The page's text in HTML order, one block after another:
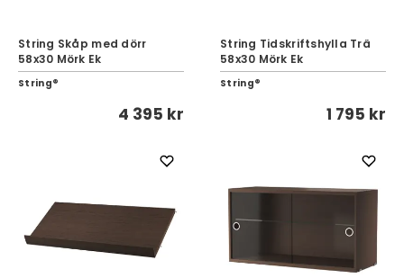
String Skåp med dörr
58x30 Mörk Ek
String®
4 395 kr
String Tidskriftshylla Trä
58x30 Mörk Ek
String®
1 795 kr